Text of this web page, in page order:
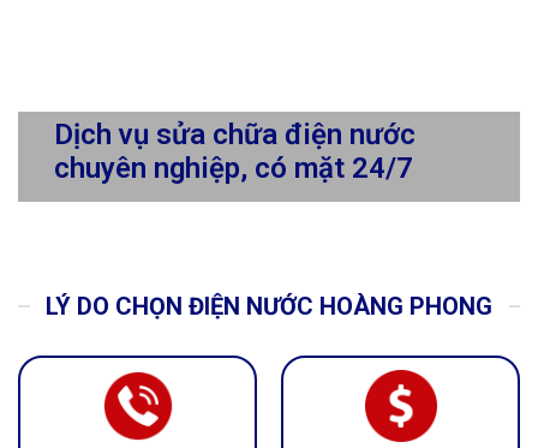
Dịch vụ sửa chữa điện nước
chuyên nghiệp, có mặt 24/7
LÝ DO CHỌN ĐIỆN NƯỚC HOÀNG PHONG